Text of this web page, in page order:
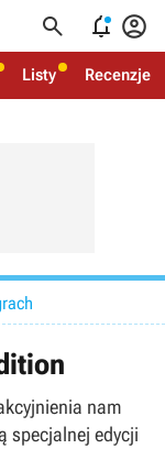
  
Listy Recenzje
nam
specjalnej edycji